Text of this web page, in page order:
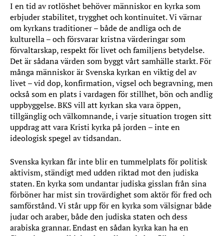
I en tid av rotlöshet behöver människor en kyrka som
erbjuder stabilitet, trygghet och kontinuitet. Vi värnar
om kyrkans traditioner – både de andliga och de
kulturella – och försvarar kristna värderingar som
förvaltarskap, respekt för livet och familjens betydelse.
Det är sådana värden som byggt vårt samhälle starkt. För
många människor är Svenska kyrkan en viktig del av
livet – vid dop, konfirmation, vigsel och begravning, men
också som en plats i vardagen för stillhet, bön och andlig
uppbyggelse. BKS vill att kyrkan ska vara öppen,
tillgänglig och välkomnande, i varje situation trogen sitt
uppdrag att vara Kristi kyrka på jorden – inte en
ideologisk spegel av tidsandan.
Svenska kyrkan får inte blir en tummelplats för politisk
aktivism, ständigt med udden riktad mot den judiska
staten. En kyrka som undantar judiska gisslan från sina
förböner har mist sin trovärdighet som aktör för fred och
samförstånd. Vi står upp för en kyrka som välsignar både
judar och araber, både den judiska staten och dess
arabiska grannar. Endast en sådan kyrka kan ha en